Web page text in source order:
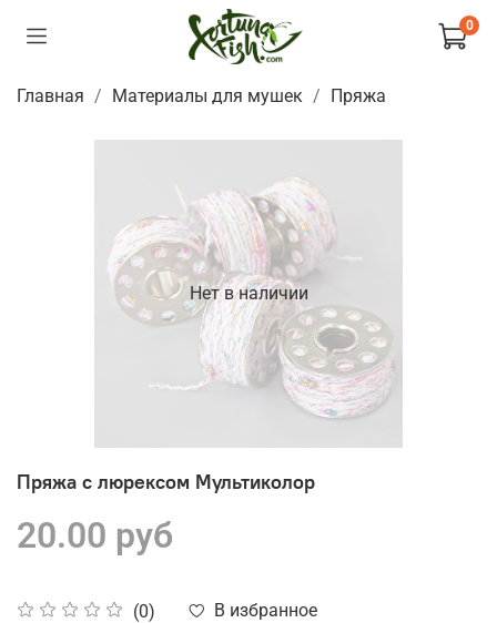
0
Главная Материалы для мушек Пряжа
Нет в наличии
Пряжа с люрексом Мультиколор
(0) В избранное
20.00 руб